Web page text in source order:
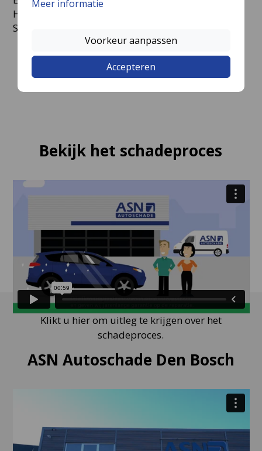
Helvoirt, Heusden, Nieuwkuijk, Rosmalen, Schijndel,
Sint-Michielsgestel, Vlijmen en Vught.
Bekijk het schadeproces
Klikt u hier om uitleg te krijgen over het
schadeproces.
ASN Autoschade Den Bosch
Meer informatie
Voorkeur aanpassen
Accepteren